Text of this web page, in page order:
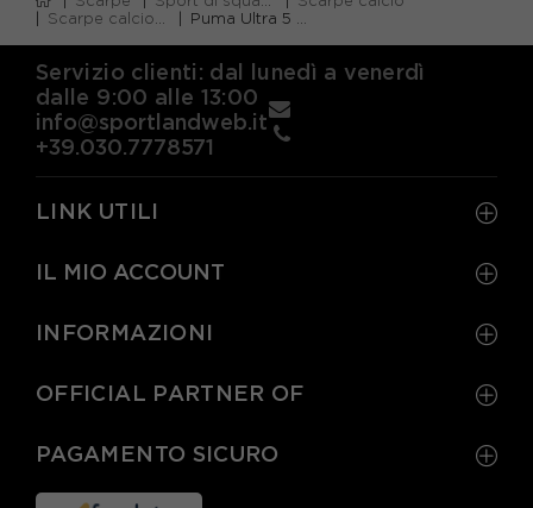
Scarpe calcio firm ground (fg)
Puma Ultra 5 Match+ Fg Ag Bianco Nero Rosso - Scarpe Da Calcio Uomo
Servizio clienti: dal lunedì a venerdì
dalle 9:00 alle 13:00
info@sportlandweb.it
+39.030.7778571
LINK UTILI
IL MIO ACCOUNT
INFORMAZIONI
OFFICIAL PARTNER OF
PAGAMENTO SICURO